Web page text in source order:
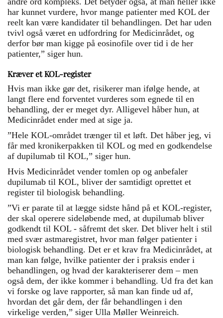
har kunnet vurdere, hvor mange patienter med KOL der
reelt kan være kandidater til behandlingen. Det har uden
tvivl også været en udfordring for Medicinrådet, og
derfor bør man kigge på eosinofile over tid i de her
patienter,” siger hun.
Kræver et KOL-register
Hvis man ikke gør det, risikerer man ifølge hende, at
langt flere end forventet vurderes som egnede til en
behandling, der er meget dyr. Alligevel håber hun, at
Medicinrådet ender med at sige ja.
”Hele KOL-området trænger til et løft. Det håber jeg, vi
får med kronikerpakken til KOL og med en godkendelse
af dupilumab til KOL,” siger hun.
Hvis Medicinrådet vender tomlen op og anbefaler
dupilumab til KOL, bliver der samtidigt oprettet et
register til biologisk behandling.
”Vi er parate til at lægge sidste hånd på et KOL-register,
der skal operere sideløbende med, at dupilumab bliver
godkendt til KOL - såfremt det sker. Det bliver helt i stil
med svær astmaregistret, hvor man følger patienter i
biologisk behandling. Det er et krav fra Medicinrådet, at
man kan følge, hvilke patienter der i praksis ender i
behandlingen, og hvad der karakteriserer dem – men
også dem, der ikke kommer i behandling. Ud fra det kan
vi forske og lave rapporter, så man kan finde ud af,
hvordan det går dem, der får behandlingen i den
virkelige verden,” siger Ulla Møller Weinreich.